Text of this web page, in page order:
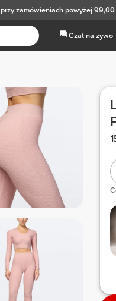
przy zamówieniach powyżej 99,00
Czat na zywo